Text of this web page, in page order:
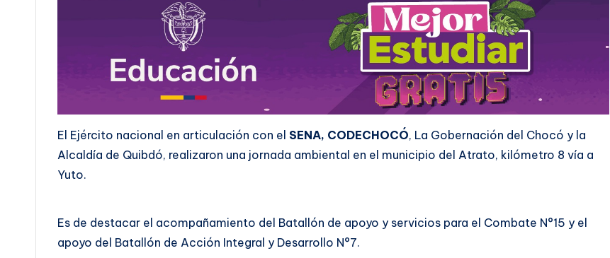
El Ejército nacional en articulación con el SENA, CODECHOCÓ, La Gobernación del Chocó y la
Alcaldía de Quibdó, realizaron una jornada ambiental en el municipio del Atrato, kilómetro 8 vía a
Yuto.
Es de destacar el acompañamiento del Batallón de apoyo y servicios para el Combate N°15 y el
apoyo del Batallón de Acción Integral y Desarrollo N°7.